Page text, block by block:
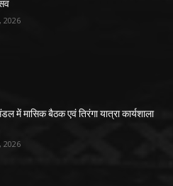
2026
में मासिक बैठक एवं तिरंगा यात्रा कार्यशाला
2026